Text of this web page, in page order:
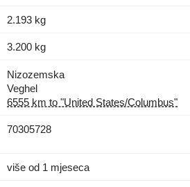
2.193 kg
3.200 kg
Nizozemska
Veghel
6555 km to "United States/Columbus"
70305728
više od 1 mjeseca